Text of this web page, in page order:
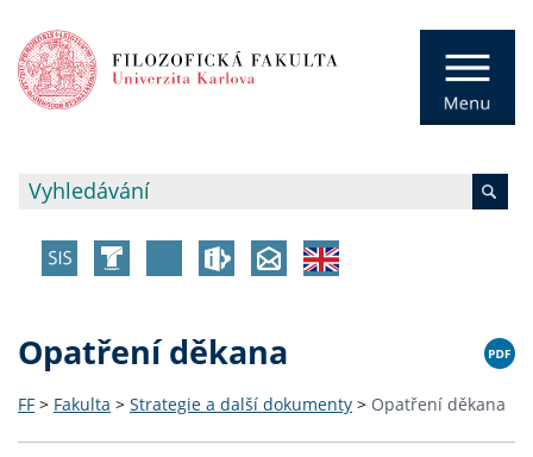
Opatření děkana
FF > Fakulta > Strategie a další dokumenty > Opatření děkana